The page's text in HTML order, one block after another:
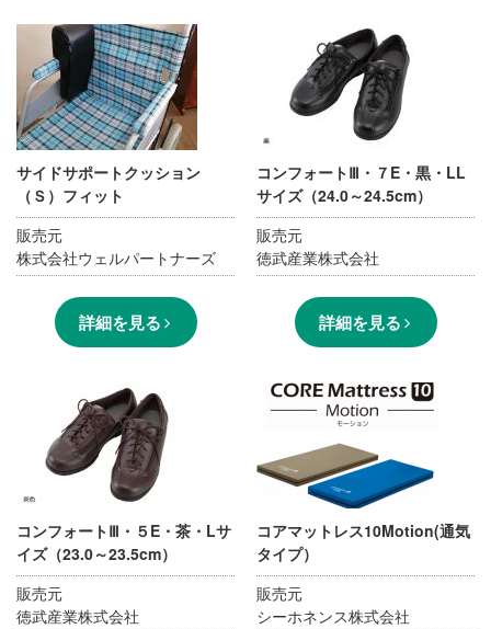
サイドサポートクッション
（Ｓ）フィット
販売元
株式会社ウェルパートナーズ
詳細を見る
コンフォートⅢ・７E・黒・LL
サイズ（24.0～24.5cm）
販売元
徳武産業株式会社
詳細を見る
コンフォートⅢ・５E・茶・Lサ
イズ（23.0～23.5cm）
販売元
徳武産業株式会社
コアマットレス10Motion(通気
タイプ）
販売元
シーホネンス株式会社